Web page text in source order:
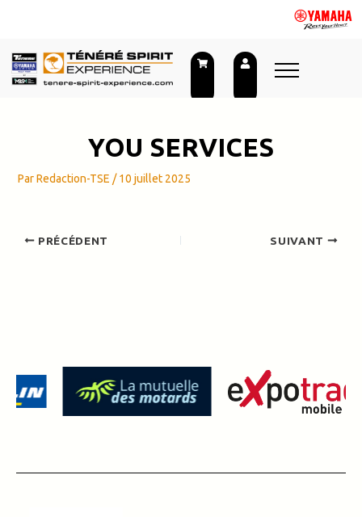
YOU SERVICES
ParRedaction-TSE /10 juillet 2025
PRÉCÉDENT SUIVANT